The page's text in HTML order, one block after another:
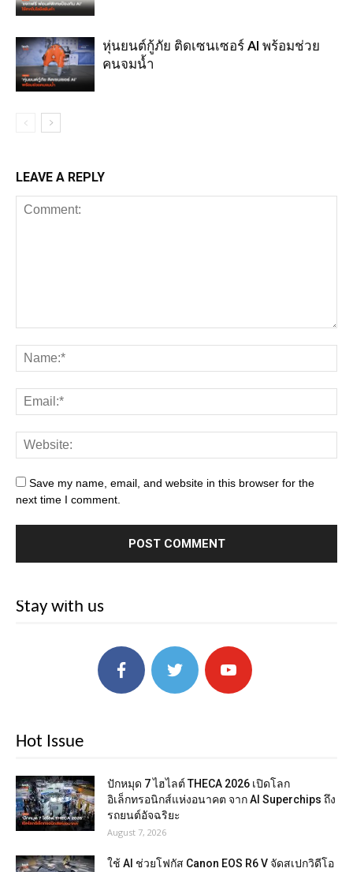
หุ่นยนต์กู้ภัย ติดเซนเซอร์ AI พร้อมช่วย
คนจมน้ำ
LEAVE A REPLY
Save my name, email, and website in this browser for the
next time I comment.
Stay with us
Hot Issue
ปักหมุด 7 ไฮไลต์ THECA 2026 เปิดโลก
อิเล็กทรอนิกส์แห่งอนาคต จาก AI Superchips ถึง
รถยนต์อัจฉริยะ
August 7, 2026
ใช้ AI ช่วยโฟกัส Canon EOS R6 V จัดสเปกวิดีโอ